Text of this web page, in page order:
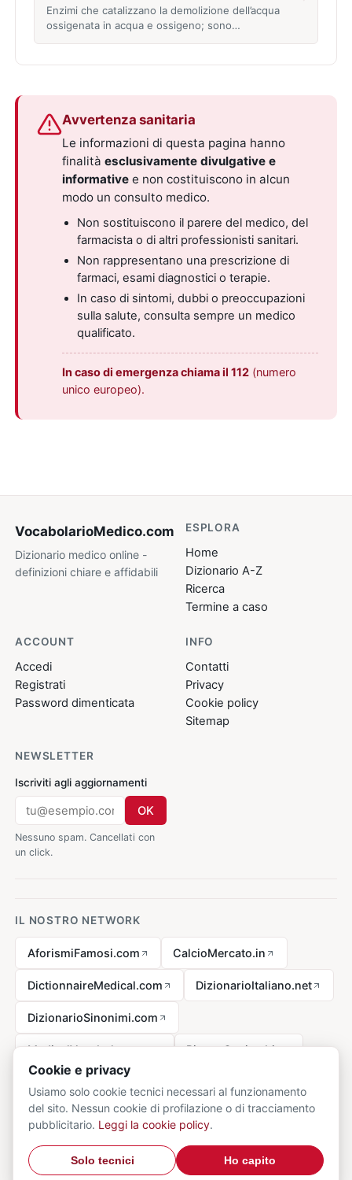
Enzimi che catalizzano la demolizione dell’acqua
ossigenata in acqua e ossigeno; sono…
Avvertenza sanitaria
Le informazioni di questa pagina hanno
finalitàesclusivamente divulgative e
informative e non costituiscono in alcun
modo un consulto medico.
Non sostituiscono il parere del medico, del
farmacista o di altri professionisti sanitari.
Non rappresentano una prescrizione di
farmaci, esami diagnostici o terapie.
In caso di sintomi, dubbi o preoccupazioni
sulla salute, consulta sempre un medico
qualificato.
In caso di emergenza chiama il 112 (numero
unico europeo).
VocabolarioMedico.com
Dizionario medico online -
definizioni chiare e affidabili
ESPLORA
Home
Dizionario A-Z
Ricerca
Termine a caso
ACCOUNT
Accedi
Registrati
Password dimenticata
INFO
Contatti
Privacy
Cookie policy
Sitemap
NEWSLETTER
Iscriviti agli aggiornamenti
OK
Nessuno spam. Cancellati con
un click.
IL NOSTRO NETWORK
AforismiFamosi.com CalcioMercato.in
DictionnaireMedical.com DizionarioItaliano.net
DizionarioSinonimi.com
MedicalVocabulary.org RicetteCucina.biz
Avviso legale ai sensi della legge n. 62 del 07.03.2001
© 2026 VocabolarioMedico.com - tutti i diritti riservati. Privacy
Cookie·Contatti
Cookie e privacy
Usiamo solo cookie tecnici necessari al funzionamento
del sito. Nessun cookie di profilazione o di tracciamento
pubblicitario. Leggi la cookie policy.
Solo tecnici Ho capito